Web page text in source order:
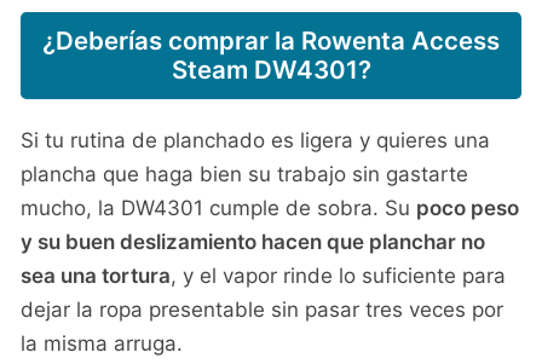
¿Deberías comprar la Rowenta Access
Steam DW4301?
Si tu rutina de planchado es ligera y quieres una
plancha que haga bien su trabajo sin gastarte
mucho, la DW4301 cumple de sobra. Su poco peso
y su buen deslizamiento hacen que planchar no
sea una tortura, y el vapor rinde lo suficiente para
dejar la ropa presentable sin pasar tres veces por
la misma arruga.